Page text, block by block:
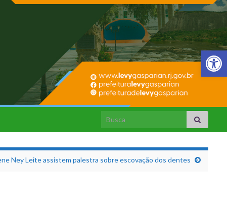
Barra de
Search for:
Ney Leite assistem palestra sobre escovação dos dentes